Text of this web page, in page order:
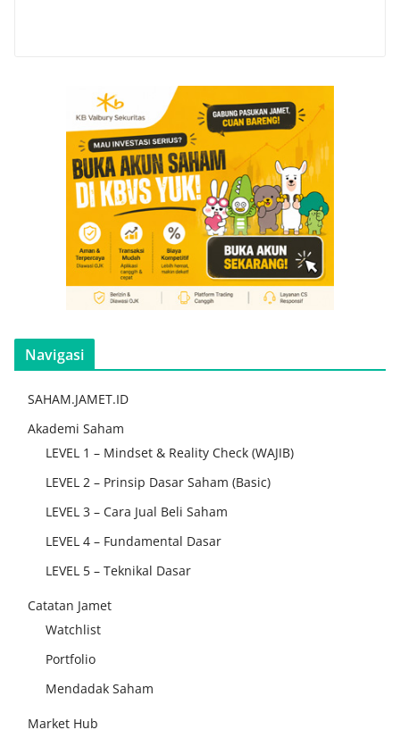
Navigasi
SAHAM.JAMET.ID
Akademi Saham
LEVEL 1 – Mindset & Reality Check (WAJIB)
LEVEL 2 – Prinsip Dasar Saham (Basic)
LEVEL 3 – Cara Jual Beli Saham
LEVEL 4 – Fundamental Dasar
LEVEL 5 – Teknikal Dasar
Catatan Jamet
Watchlist
Portfolio
Mendadak Saham
Market Hub